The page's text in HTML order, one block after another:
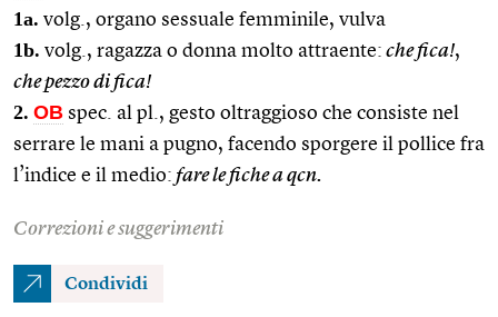
1a. volg., organo sessuale femminile, vulva
1b. volg., ragazza o donna molto attraente: che fica!,
che pezzo di fica!
2. OB spec. al pl., gesto oltraggioso che consiste nel
serrare le mani a pugno, facendo sporgere il pollice fra
l’indice e il medio: fare le fiche a qcn.
Correzioni e suggerimenti
Condividi